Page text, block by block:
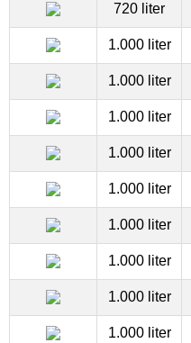
720 liter
1.000 liter
1.000 liter
1.000 liter
1.000 liter
1.000 liter
1.000 liter
1.000 liter
1.000 liter
1.000 liter